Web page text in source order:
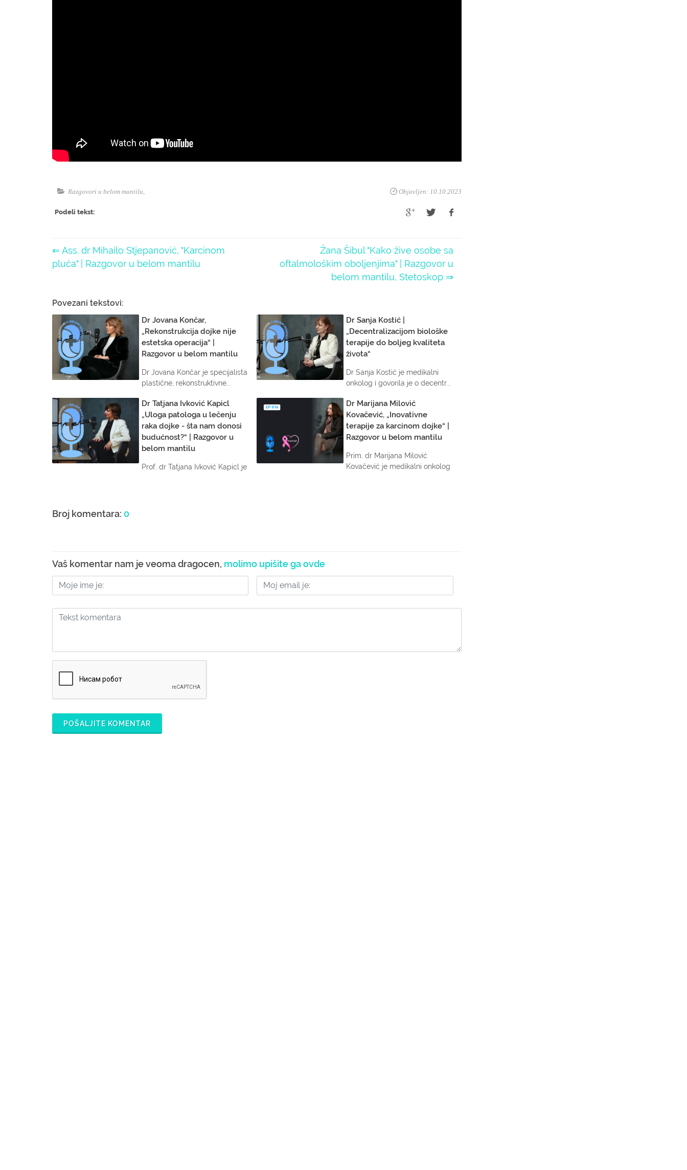
Objavljen: 10.10.2023
Razgovori u belom mantilu
Podeli tekst:
⇐ Ass. dr Mihailo Stjepanović, "Karcinom
pluća" | Razgovor u belom mantilu
Žana Šibul "Kako žive osobe sa
oftalmološkim oboljenjima" | Razgovor u
belom mantilu, Stetoskop ⇒
Povezani tekstovi:
Dr Jovana Končar,
„Rekonstrukcija dojke nije
estetska operacija“ |
Razgovor u belom mantilu
Dr Jovana Končar je specijalista
plastične, rekonstruktivne...
Dr Sanja Kostić |
„Decentralizacijom biološke
terapije do boljeg kvaliteta
života“
Dr Sanja Kostić je medikalni
onkolog i govorila je o decentr...
Dr Tatjana Ivković Kapicl
„Uloga patologa u lečenju
raka dojke - šta nam donosi
budućnost?“ | Razgovor u
belom mantilu
Prof. dr Tatjana Ivković Kapicl je
Dr Marijana Milović
Kovačević, „Inovativne
terapije za karcinom dojke“ |
Razgovor u belom mantilu
Prim. dr Marijana Milović
Kovačević je medikalni onkolog
Broj komentara: 0
Vaš komentar nam je veoma dragocen, molimo upišite ga ovde
POŠALJITE KOMENTAR